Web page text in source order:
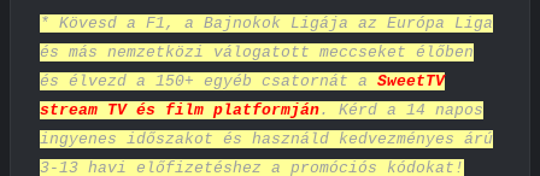
* Kövesd a F1, a Bajnokok Ligája az Európa Liga
és más nemzetközi válogatott meccseket élőben
és élvezd a 150+ egyéb csatornát a SweetTV
stream TV és film platformján. Kérd a 14 napos
ingyenes időszakot és használd kedvezményes árú
3-13 havi előfizetéshez a promóciós kódokat!